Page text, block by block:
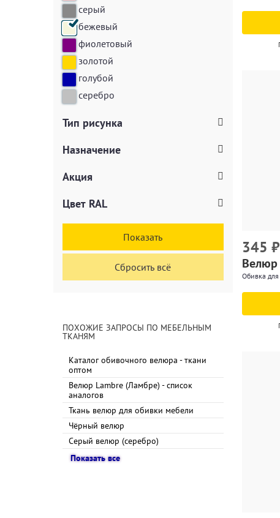
серый
бежевый
фиолетовый
золотой
голубой
серебро
Тип рисунка
Назначение
Акция
Цвет RAL
Показать
Сбросить всё
ПОХОЖИЕ ЗАПРОСЫ ПО МЕБЕЛЬНЫМ
ТКАНЯМ
Каталог обивочного велюра - ткани
оптом
Велюр Lambre (Ламбре) - список
аналогов
Ткань велюр для обивки мебели
Чёрный велюр
Серый велюр (серебро)
Показать все
345 ₽
Велюр
Обивка